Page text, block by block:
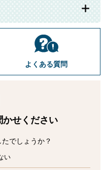
よくある質問
かせ ください
でしょうか？
い